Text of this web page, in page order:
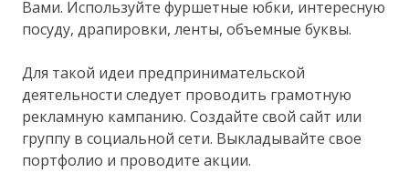
Вами. Используйте фуршетные юбки, интересную
посуду, драпировки, ленты, объемные буквы.
Для такой идеи предпринимательской
деятельности следует проводить грамотную
рекламную кампанию. Создайте свой сайт или
группу в социальной сети. Выкладывайте свое
портфолио и проводите акции.